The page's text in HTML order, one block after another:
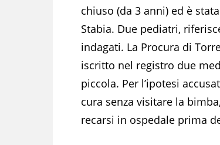
chiuso (da 3 anni) ed è
Stabia. Due pediatri,
indagati. La Procura di
iscritto nel registro due
piccola. Per l’ipotesi
cura senza visitare la
recarsi in ospedale prima